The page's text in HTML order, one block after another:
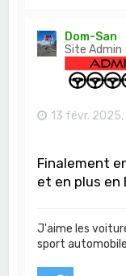
Dom-San
Site Admin
13 févr. 2025,
Finalement
et en plus en
J'aime les
sport